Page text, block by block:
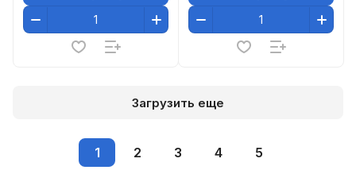
Загрузить еще
1 2 3 4 5